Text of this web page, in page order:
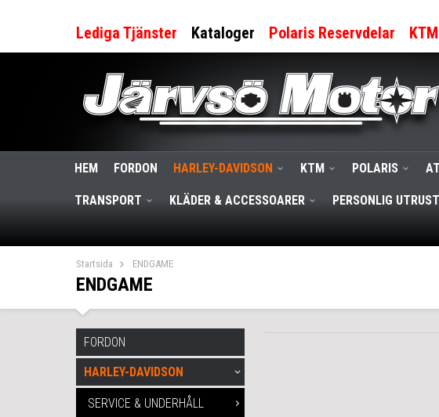
Lediga Tjänster Kataloger Polaris Reservdelar
HEM FORDON HARLEY-DAVIDSON KTM POLARIS
TRANSPORT KLÄDER & ACCESSOARER PERSONLIG
Startsida ENDGAME
ENDGAME
FORDON
HARLEY-DAVIDSON
SERVICE & UNDERHÅLL